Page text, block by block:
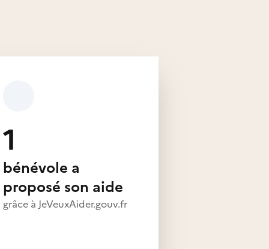
1
bénévole a
proposé son aide
grâce à JeVeuxAider.gouv.fr